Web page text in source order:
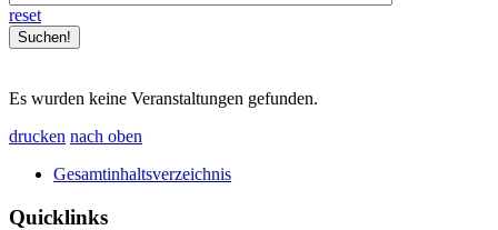
reset
Es wurden keine Veranstaltungen gefunden.
drucken nach oben
Gesamtinhaltsverzeichnis
Quicklinks